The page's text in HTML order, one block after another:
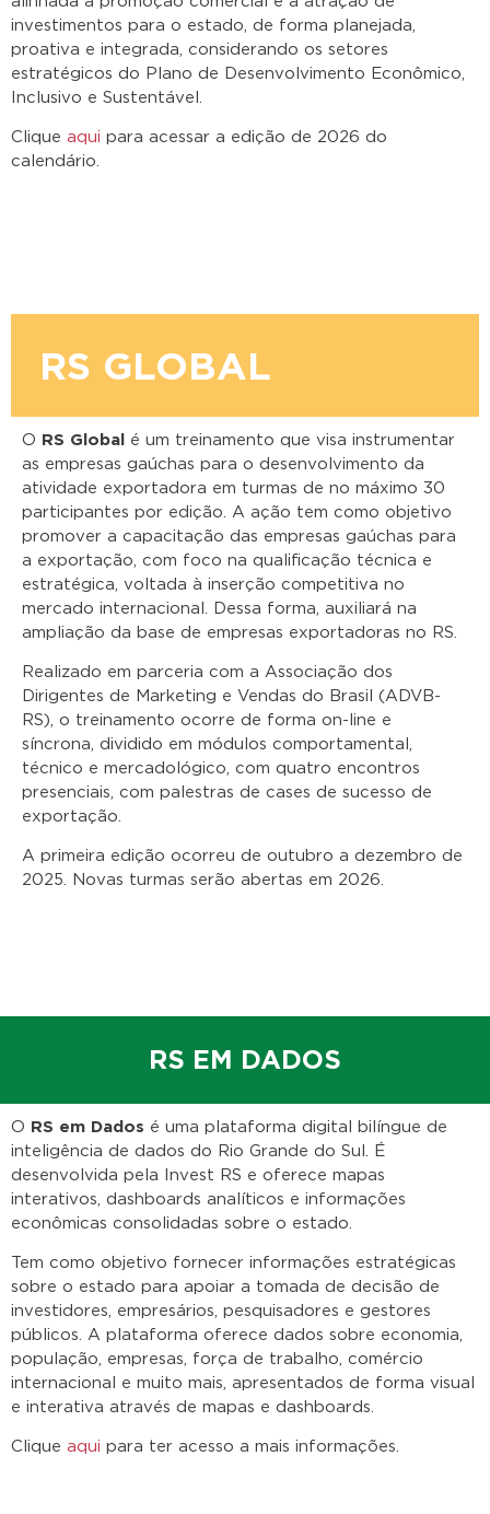
investimentos para o estado, de forma planejada,
proativa e integrada, considerando os setores
estratégicos do Plano de Desenvolvimento Econômico,
Inclusivo e Sustentável.
Clique aqui para acessar a edição de 2026 do
calendário.
RS GLOBAL
O RS Global é um treinamento que visa instrumentar
as empresas gaúchas para o desenvolvimento da
atividade exportadora em turmas de no máximo 30
participantes por edição. A ação tem como objetivo
promover a capacitação das empresas gaúchas para
a exportação, com foco na qualificação técnica e
estratégica, voltada à inserção competitiva no
mercado internacional. Dessa forma, auxiliará na
ampliação da base de empresas exportadoras no RS.
Realizado em parceria com a Associação dos
Dirigentes de Marketing e Vendas do Brasil (ADVB-
RS), o treinamento ocorre de forma on-line e
síncrona, dividido em módulos comportamental,
técnico e mercadológico, com quatro encontros
presenciais, com palestras de cases de sucesso de
exportação.
A primeira edição ocorreu de outubro a dezembro de
2025. Novas turmas serão abertas em 2026.
O RS em Dados é uma plataforma digital bilíngue de
inteligência de dados do Rio Grande do Sul. É
desenvolvida pela Invest RS e oferece mapas
interativos, dashboards analíticos e informações
econômicas consolidadas sobre o estado.
Tem como objetivo fornecer informações estratégicas
sobre o estado para apoiar a tomada de decisão de
investidores, empresários, pesquisadores e gestores
públicos. A plataforma oferece dados sobre economia,
população, empresas, força de trabalho, comércio
internacional e muito mais, apresentados de forma visual
e interativa através de mapas e dashboards.
Clique aqui para ter acesso a mais informações.
RS EM DADOS